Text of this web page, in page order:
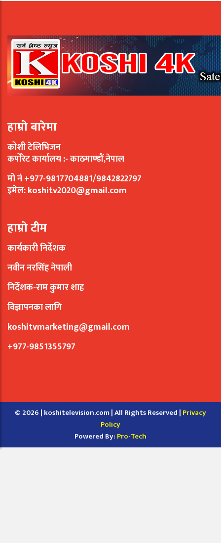
हाम्रो बारेमा
कोशी टेलिभिजन
कर्पोरेट कार्यालय :- काठमाण्डौं,नेपाल
मो नं +977-9817704881/9842822797
इमेल:koshitv2020@gmail.com
हाम्रो टीम
कार्यकारी निर्देशक
नवीन नरसिंह नेपाली
निर्देशक-राम कुमार शाह
विज्ञापनका लागि
koshitvmarketing@gmail.com
+977-9851355797
© 2026 | koshitelevision.com | All Rights Reserved | Privacy
Policy
Powered By: Pro-Tech